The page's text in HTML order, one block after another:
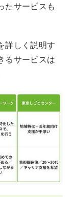
たサービスも
詳しく説明す
るサービスは